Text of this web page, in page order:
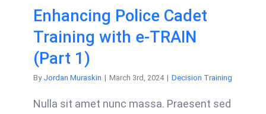
Enhancing Police Cadet
Training with e-TRAIN
(Part 1)
By Jordan Muraskin | March 3rd, 2024 | Decision Training
Nulla sit amet nunc massa. Praesent sed